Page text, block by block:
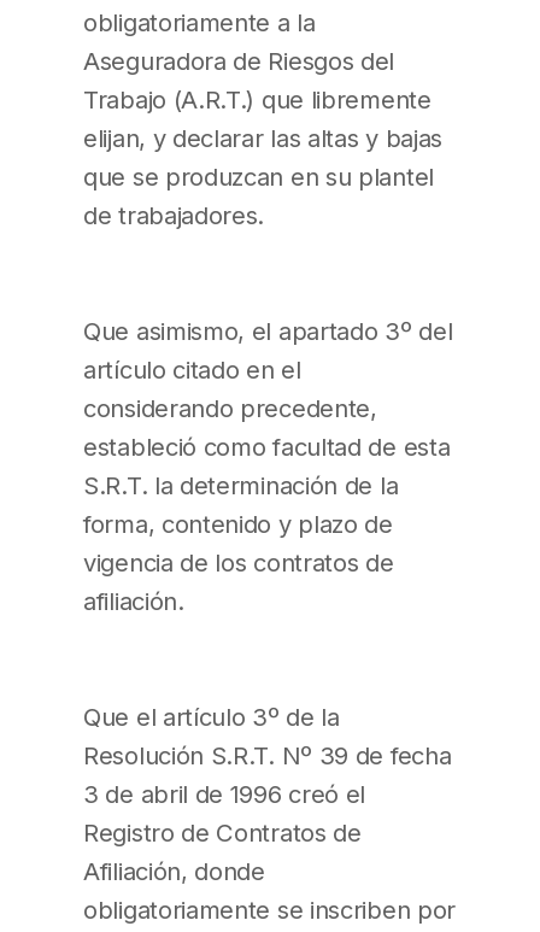
obligatoriamente a la
Aseguradora de Riesgos del
Trabajo (A.R.T.) que libremente
elijan, y declarar las altas y bajas
que se produzcan en su plantel
de trabajadores.
Que asimismo, el apartado 3º del
artículo citado en el
considerando precedente,
estableció como facultad de esta
S.R.T. la determinación de la
forma, contenido y plazo de
vigencia de los contratos de
afiliación.
Que el artículo 3º de la
Resolución S.R.T. Nº 39 de fecha
3 de abril de 1996 creó el
Registro de Contratos de
Afiliación, donde
obligatoriamente se inscriben por